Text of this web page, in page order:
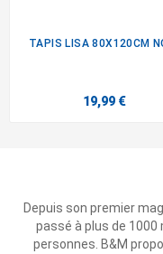
TAPIS LISA 80X120CM
19,99 €
Depuis son premier
passé à plus de 1000
personnes. B&M